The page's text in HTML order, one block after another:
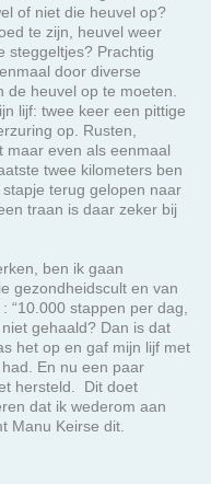
ben ik gaan
en van
stappen per dag,
Dan is dat
en gaf mijn lijf met
En nu een paar
hersteld. Dit doet
ik wederom aan
Manu Keirse dit.